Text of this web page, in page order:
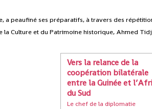
a peaufiné ses préparatifs, à travers des
Culture et du Patrimoine historique, Ahmed
Vers la relance de la
coopération bilatérale
entre la Guinée et
du Sud
Le chef de la diplomatie